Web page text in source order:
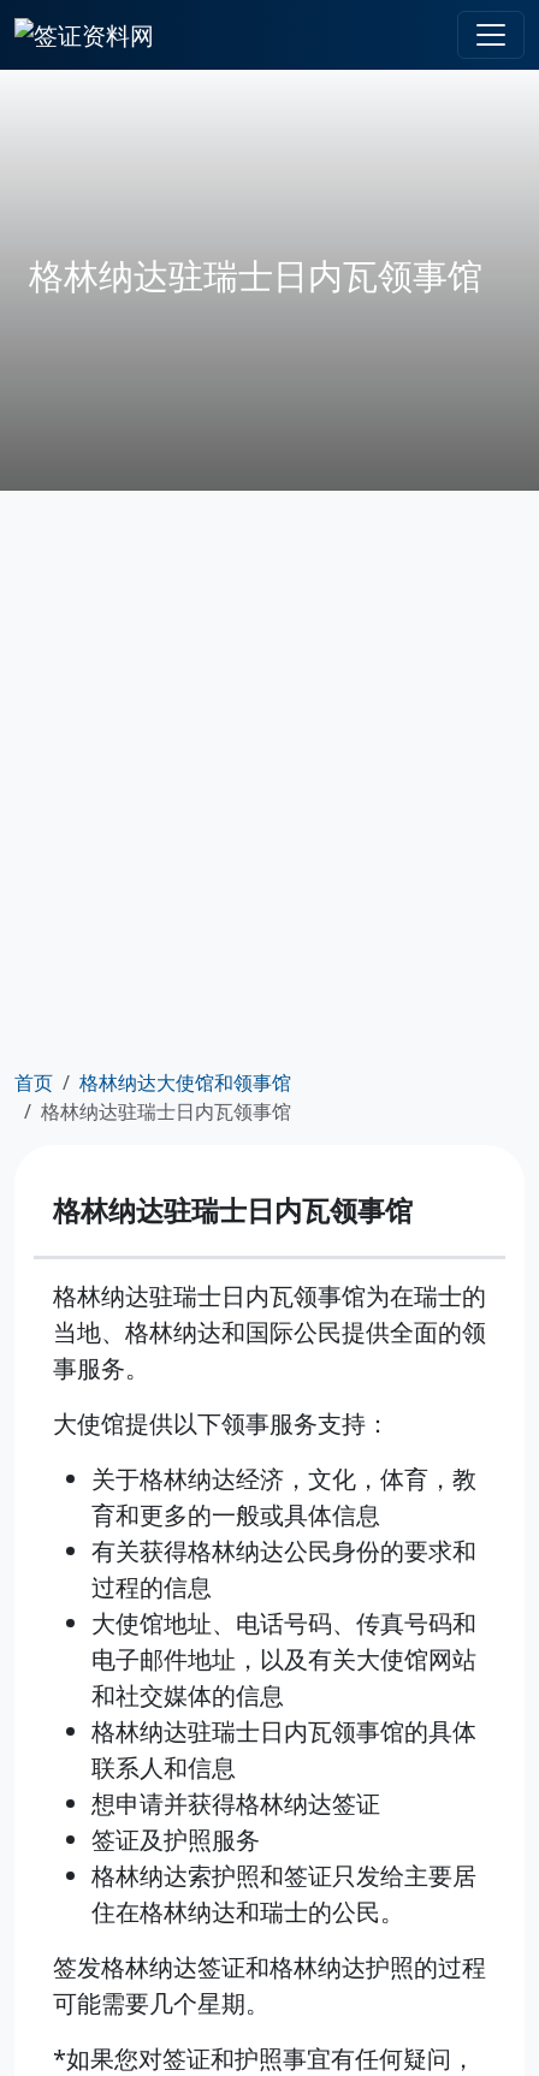
格林纳达驻瑞士日内瓦领事馆
首页
格林纳达大使馆和领事馆
格林纳达驻瑞士日内瓦领事馆
格林纳达驻瑞士日内瓦领事馆
格林纳达驻瑞士日内瓦领事馆为在瑞士的
当地、格林纳达和国际公民提供全面的领
事服务。
大使馆提供以下领事服务支持：
关于格林纳达经济，文化，体育，教
育和更多的一般或具体信息
有关获得格林纳达公民身份的要求和
过程的信息
大使馆地址、电话号码、传真号码和
电子邮件地址，以及有关大使馆网站
和社交媒体的信息
格林纳达驻瑞士日内瓦领事馆的具体
联系人和信息
想申请并获得格林纳达签证
签证及护照服务
格林纳达索护照和签证只发给主要居
住在格林纳达和瑞士的公民。
签发格林纳达签证和格林纳达护照的过程
可能需要几个星期。
*如果您对签证和护照事宜有任何疑问，